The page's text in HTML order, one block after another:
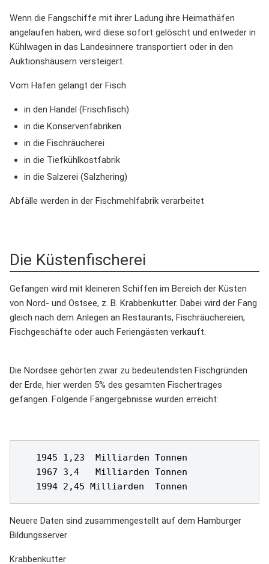
Wenn die Fangschiffe mit ihrer Ladung ihre Heimathäfen
angelaufen haben, wird diese sofort gelöscht und entweder in
Kühlwagen in das Landesinnere transportiert oder in den
Auktionshäusern versteigert.
Vom Hafen gelangt der Fisch
in den Handel (Frischfisch)
in die Konservenfabriken
in die Fischräucherei
in die Tiefkühlkostfabrik
in die Salzerei (Salzhering)
Abfälle werden in der Fischmehlfabrik verarbeitet
Die Küstenfischerei
Gefangen wird mit kleineren Schiffen im Bereich der Küsten
von Nord- und Ostsee, z. B. Krabbenkutter. Dabei wird der Fang
gleich nach dem Anlegen an Restaurants, Fischräuchereien,
Fischgeschäfte oder auch Feriengästen verkauft.
Die Nordsee gehörten zwar zu bedeutendsten Fischgründen
der Erde, hier werden 5% des gesamten Fischertrages
gefangen. Folgende Fangergebnisse wurden erreicht:
Neuere Daten sind zusammengestellt auf dem Hamburger
Bildungsserver
Krabbenkutter